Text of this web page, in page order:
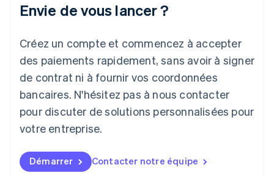
Envie de vous lancer ?
Créez un compte et commencez à accepter
des paiements rapidement, sans avoir à signer
de contrat ni à fournir vos coordonnées
bancaires. N'hésitez pas à nous contacter
pour discuter de solutions personnalisées pour
votre entreprise.
Démarrer Contacter notre équipe
Japon
Lettonie
English
Liechtenstein
DeutschEnglish
Lituanie
Luxembourg
FrançaisDeutschEnglish
English简体中文
Malte